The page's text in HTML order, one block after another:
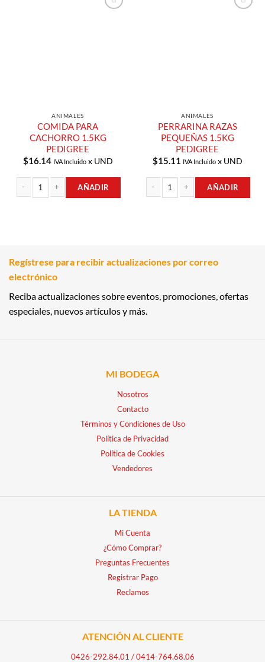
ANIMALES
COMIDA PARA
CACHORRO 1.5KG
PEDIGREE
$16.14 IVA Incluidox UND
AÑADIR
ANIMALES
PERRARINA RAZAS
PEQUEÑAS 1.5KG
PEDIGREE
$15.11 IVA Incluidox UND
AÑADIR
Regístrese para recibir actualizaciones por correo
electrónico
Reciba actualizaciones sobre eventos, promociones, ofertas
especiales, nuevos artículos y más.
MI BODEGA
Nosotros
Contacto
Términos y Condiciones de Uso
Política de Privacidad
Política de Cookies
Vendedores
LA TIENDA
Mi Cuenta
¿Cómo Comprar?
Preguntas Frecuentes
Registrar Pago
Reclamos
ATENCIÓN AL CLIENTE
0426-292.84.01 /0414-764.68.06